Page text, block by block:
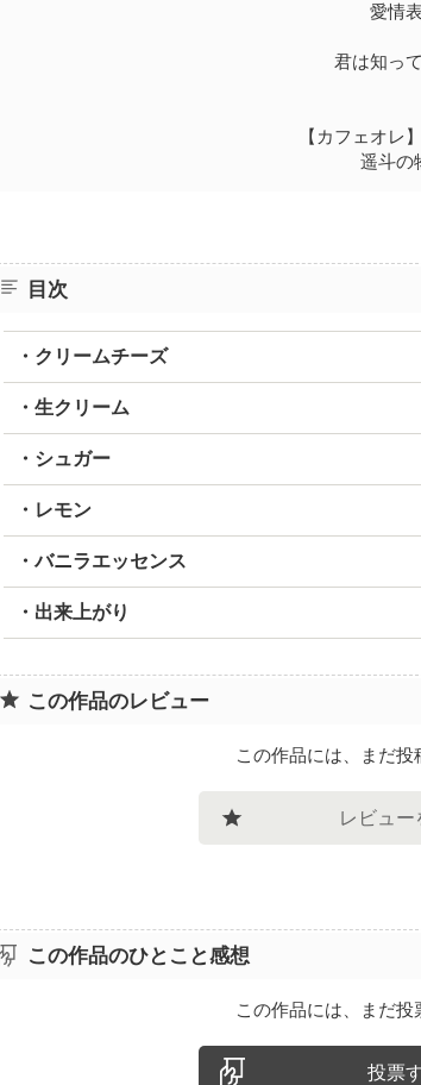
愛情
君は知っ
【カフェオレ
遥斗の
目次
・クリームチーズ
・生クリーム
・シュガー
・レモン
・バニラエッセンス
・出来上がり
この作品のレビュー
この作品には、まだ投
レビュー
この作品のひとこと感想
この作品には、まだ投
投票